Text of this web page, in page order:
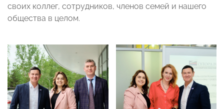
своих коллег, сотрудников, членов семей и нашего
общества в целом.